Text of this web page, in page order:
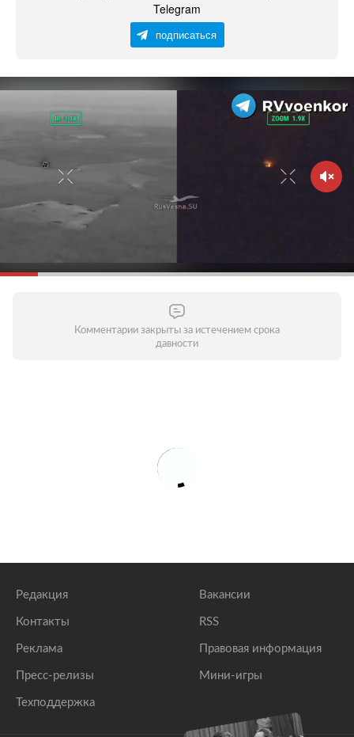
Telegram
подписаться
Комментарии закрыты за истечением срока
давности
Редакция
Контакты
Реклама
Пресс-релизы
Техподдержка
Вакансии
RSS
Правовая информация
Мини-игры